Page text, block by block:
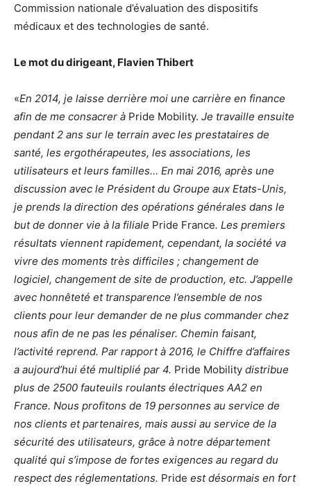
Commission nationale d’évaluation des dispositifs
médicaux et des technologies de santé.
Le mot du dirigeant, Flavien Thibert
«En 2014, je laisse derrière moi une carrière en finance
afin de me consacrer à Pride Mobility. Je travaille ensuite
pendant 2 ans sur le terrain avec les prestataires de
santé, les ergothérapeutes, les associations, les
utilisateurs et leurs familles… En mai 2016, après une
discussion avec le Président du Groupe aux Etats-Unis,
je prends la direction des opérations générales dans le
but de donner vie à la filiale Pride France. Les premiers
résultats viennent rapidement, cependant, la société va
vivre des moments très difficiles ; changement de
logiciel, changement de site de production, etc. J’appelle
avec honnêteté et transparence l’ensemble de nos
clients pour leur demander de ne plus commander chez
nous afin de ne pas les pénaliser. Chemin faisant,
l’activité reprend. Par rapport à 2016, le Chiffre d’affaires
a aujourd’hui été multiplié par 4. Pride Mobility distribue
plus de 2500 fauteuils roulants électriques AA2 en
France. Nous profitons de 19 personnes au service de
nos clients et partenaires, mais aussi au service de la
sécurité des utilisateurs, grâce à notre département
qualité qui s’impose de fortes exigences au regard du
respect des réglementations. Pride est désormais en fort